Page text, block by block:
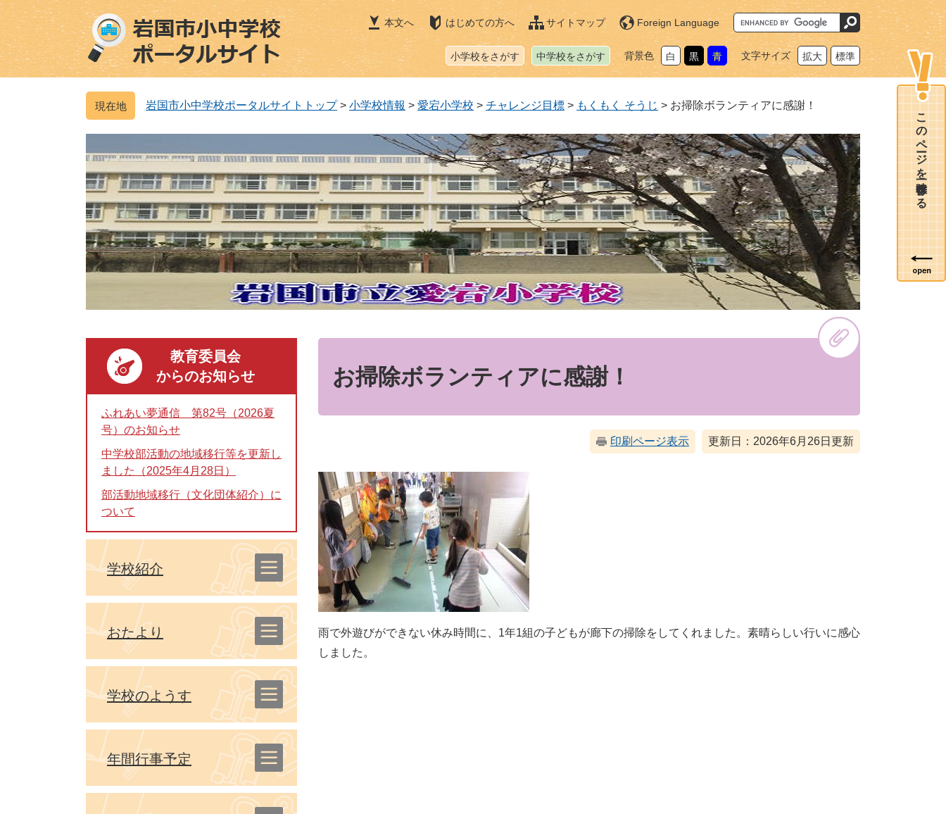
ジ
の
先
ュ
ー
を
本文へ はじめての方へ サイトマップ Foreign Language
G
o
o
カ
ム
小学校をさがす 中学校をさがす 背景色 白 黒 青 文字サイズ 拡大 標準
岩国市小中学校ポータルサイトトップ > 小学校情報 > 愛宕小学校 > チャレンジ目標 > もくもく そうじ > お掃除ボランティアに感謝！
お掃除ボランティアに感謝！
印刷ページ表示 更新日：2026年6月26日更新
雨で外遊びができない休み時間に、1年1組の子どもが廊下の掃除をしてくれました。素晴らしい行いに感心
しました。
教育委員会
からのお知らせ
ふれあい夢通信 第82号（2026夏
号）のお知らせ
中学校部活動の地域移行等を更新し
ました（2025年4月28日）
部活動地域移行（文化団体紹介）に
ついて
学校紹介
おたより
学校のようす
年間行事予定
このページを一時保存する